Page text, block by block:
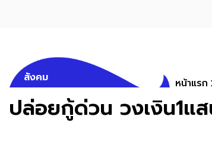
สังคม หน้าแรก
ปล่อยกู้ด่วน วงเงิน1แ